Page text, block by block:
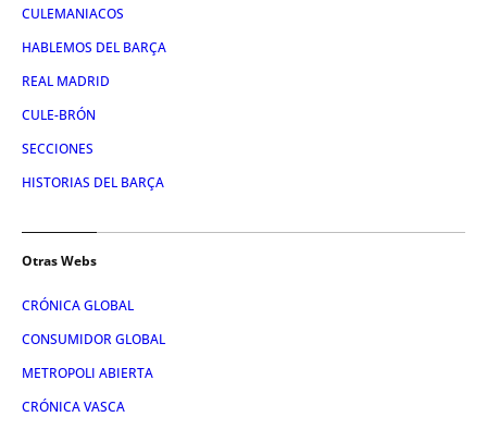
CULEMANIACOS
HABLEMOS DEL BARÇA
REAL MADRID
CULE-BRÓN
SECCIONES
HISTORIAS DEL BARÇA
Otras Webs
CRÓNICA GLOBAL
CONSUMIDOR GLOBAL
METROPOLI ABIERTA
CRÓNICA VASCA